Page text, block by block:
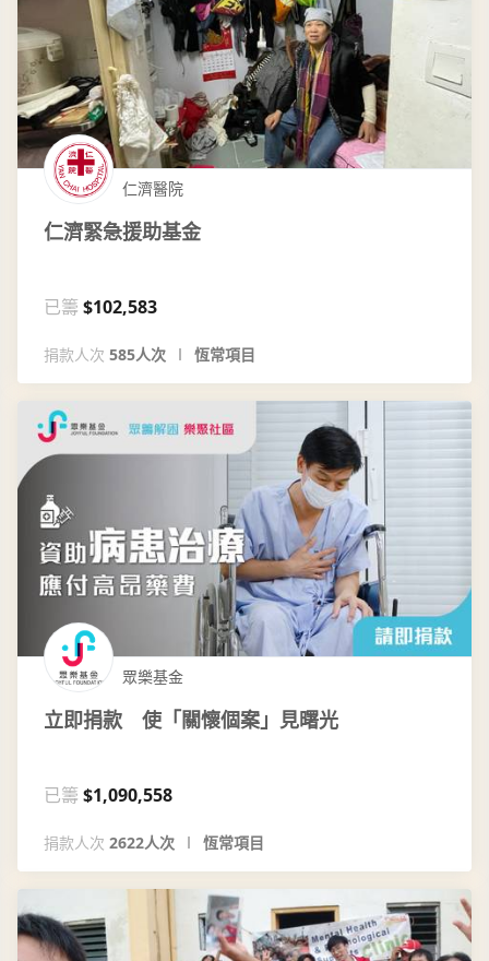
仁濟醫院
仁濟緊急援助基金
已籌 $102,583
捐款人次 585人次 恆常項目
眾樂基金
立即捐款 使「關懷個案」見曙光
已籌 $1,090,558
捐款人次 2622人次 恆常項目